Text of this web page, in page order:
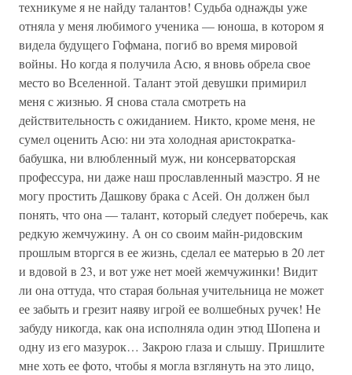
техникуме я не найду талантов! Судьба однажды уже
отняла у меня любимого ученика — юноша, в котором я
видела будущего Гофмана, погиб во время мировой
войны. Но когда я получила Асю, я вновь обрела свое
место во Вселенной. Талант этой девушки примирил
меня с жизнью. Я снова стала смотреть на
действительность с ожиданием. Никто, кроме меня, не
сумел оценить Асю: ни эта холодная аристократка-
бабушка, ни влюбленный муж, ни консерваторская
профессура, ни даже наш прославленный маэстро. Я не
могу простить Дашкову брака с Асей. Он должен был
понять, что она — талант, который следует поберечь, как
редкую жемчужину. А он со своим майн-ридовским
прошлым вторгся в ее жизнь, сделал ее матерью в 20 лет
и вдовой в 23, и вот уже нет моей жемчужинки! Видит
ли она оттуда, что старая больная учительница не может
ее забыть и грезит наяву игрой ее волшебных ручек! Не
забуду никогда, как она исполняла один этюд Шопена и
одну из его мазурок… Закрою глаза и слышу. Пришлите
мне хоть ее фото, чтобы я могла взглянуть на это лицо,